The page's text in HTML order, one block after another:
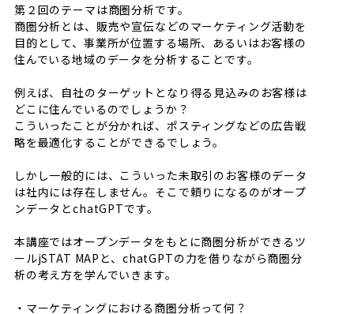
第２回のテーマは商圏分析です。
商圏分析とは、販売や宣伝などのマーケティング活動を
目的として、事業所が位置する場所、あるいはお客様の
住んでいる地域のデータを分析することです。
例えば、自社のターゲットとなり得る見込みのお客様は
どこに住んでいるのでしょうか？
こういったことが分かれば、ポスティングなどの広告戦
略を最適化することができるでしょう。
しかし一般的には、こういった未取引のお客様のデータ
は社内には存在しません。そこで頼りになるのがオープ
ンデータとchatGPTです。
本講座ではオープンデータをもとに商圏分析ができるツ
ールjSTAT MAPと、chatGPTの力を借りながら商圏分
析の考え方を学んでいきます。
・マーケティングにおける商圏分析って何？